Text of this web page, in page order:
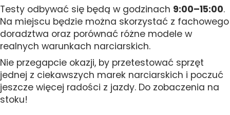
Testy odbywać się będą w godzinach 9:00–15:00.
Na miejscu będzie można skorzystać z fachowego
doradztwa oraz porównać różne modele w
realnych warunkach narciarskich.
Nie przegapcie okazji, by przetestować sprzęt
jednej z ciekawszych marek narciarskich i poczuć
jeszcze więcej radości z jazdy. Do zobaczenia na
stoku!